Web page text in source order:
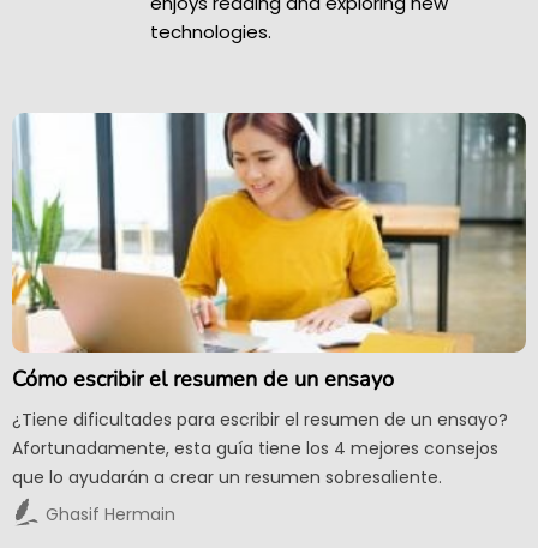
technologies.
Cómo escribir el resumen de un ensayo
¿Tiene dificultades para escribir el resumen de un ensayo?
Afortunadamente, esta guía tiene los 4 mejores consejos
que lo ayudarán a crear un resumen sobresaliente.
Ghasif Hermain